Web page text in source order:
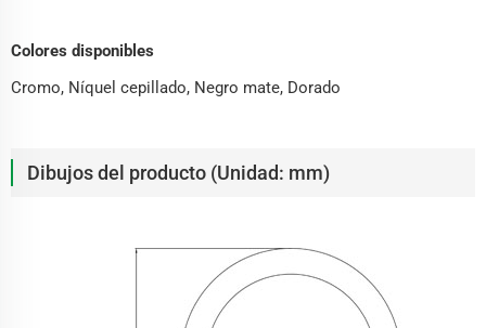
Colores disponibles
Cromo, Níquel cepillado, Negro mate, Dorado
Dibujos del producto (Unidad: mm)